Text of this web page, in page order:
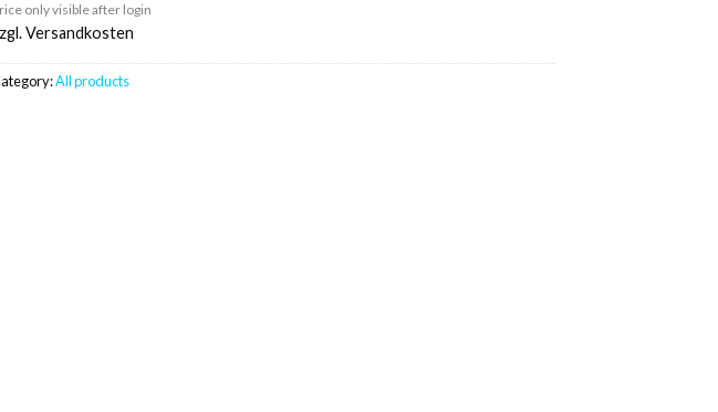
only visible after login
Versandkosten
All products